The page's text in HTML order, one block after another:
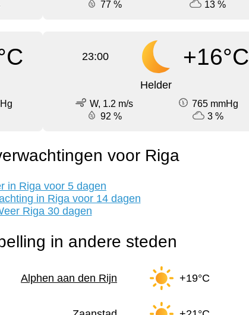
77 %
13 %
23:00 +16°C
Helder
W, 1.2 m/s
765 mmHg
92 %
3 %
voor Riga
in Riga voor 5 dagen
in Riga voor 14 dagen
Riga 30 dagen
in andere steden
Alphen aan den Rijn +19°C